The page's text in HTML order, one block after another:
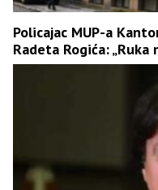
Policajac MUP-a
Radeta Rogića: „Ruka